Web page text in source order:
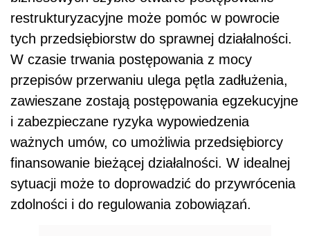
restrukturyzacyjne może pomóc w powrocie
tych przedsiębiorstw do sprawnej działalności.
W czasie trwania postępowania z mocy
przepisów przerwaniu ulega pętla zadłużenia,
zawieszane zostają postępowania egzekucyjne
i zabezpieczane ryzyka wypowiedzenia
ważnych umów, co umożliwia przedsiębiorcy
finansowanie bieżącej działalności. W idealnej
sytuacji może to doprowadzić do przywrócenia
zdolności i do regulowania zobowiązań.